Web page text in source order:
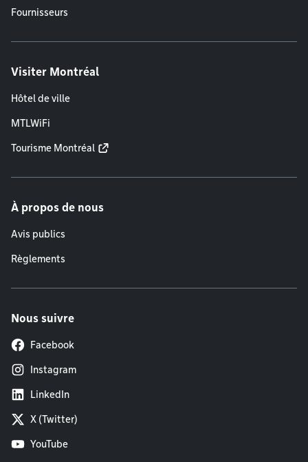
Fournisseurs
Visiter Montréal
Hôtel de ville
MTLWiFi
Tourisme Montréal
À propos de nous
Avis publics
Règlements
Nous suivre
Facebook
Instagram
LinkedIn
X (Twitter)
YouTube